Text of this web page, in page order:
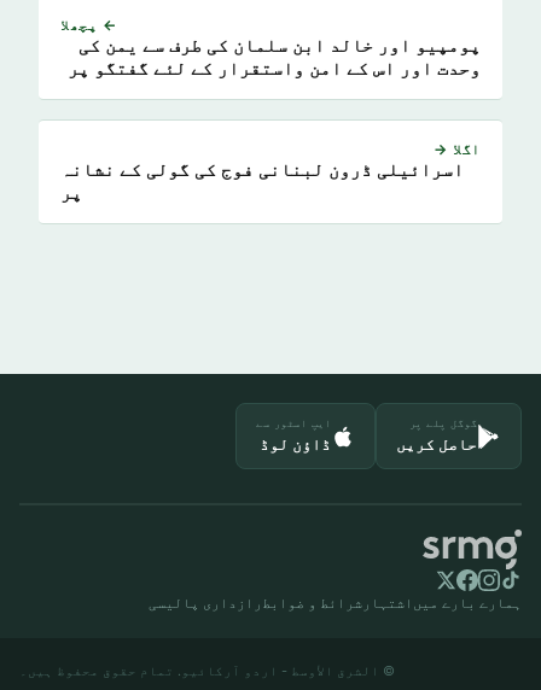
← پچھلا
پومپیو اور خالد ابن سلمان کی طرف سے یمن کی
وحدت اور اس کے امن واستقرار کے لئے گفتگو پر
اگلا →
اسرائیلی ڈرون لبنانی فوج کی گولی کے نشانہ
پر
گوگل پلے پر
حاصل کریں
ایپ اسٹور سے
ڈاؤن لوڈ
ہمارے بارے میں اشتہار شرائط و ضوابط رازداری پالیسی
© الشرق الأوسط - اردو آرکائیو. تمام حقوق محفوظ ہیں۔